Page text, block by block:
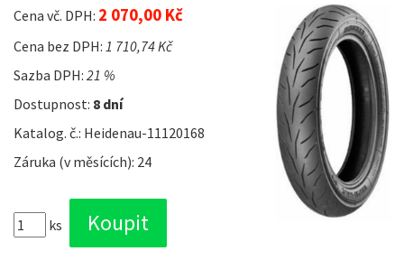
Cena vč. DPH: 2 070,00 Kč
Cena bez DPH: 1 710,74 Kč
Sazba DPH: 21 %
Dostupnost: 8 dní
Katalog. č.: Heidenau-11120168
Záruka (v měsících): 24
ks